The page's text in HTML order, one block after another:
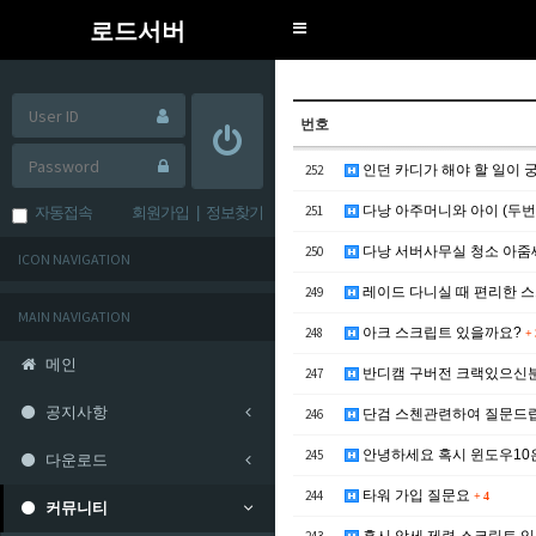
로드서버
Toggle
자동접속 회원가입 정보찾기
ICON NAVIGATION
MAIN NAVIGATION
메인
공지사항
다운로드
커뮤니티
번호
252 인던 카디가 해야 할 일이
251 다낭 아주머니와 아이 (두
250 다낭 서버사무실 청소 아
249 레이드 다니실 때 편리한
248 아크 스크립트 있을까요? +
247 반디캠 구버전 크랙있으신
246 단검 스첸관련하여 질문드
245 안녕하세요 혹시 윈도우
244 타워 가입 질문요 + 4